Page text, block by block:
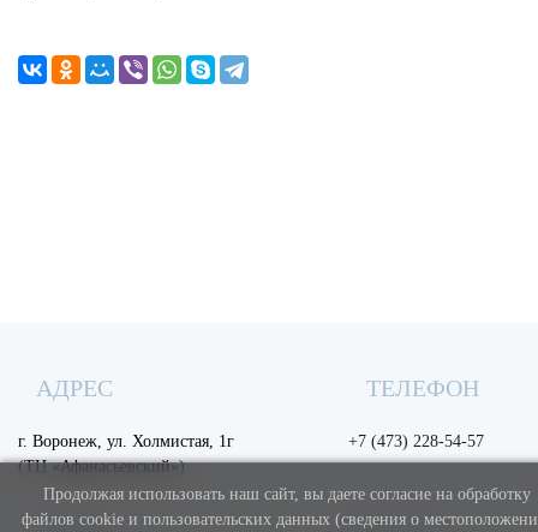
АДРЕС
г. Воронеж, ул. Холмистая, 1г
(ТЦ «Афанасьевский»)
ТЕЛЕФОН
+7 (473) 228-54-57
Продолжая использовать наш сайт, вы даете согласие на обработку
файлов cookie и пользовательских данных (сведения о